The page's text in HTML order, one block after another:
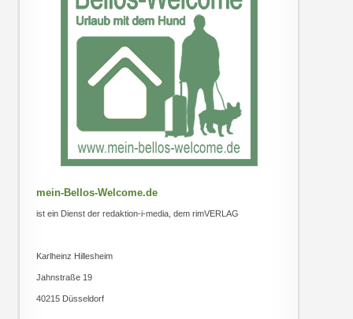
mein-Bellos-Welcome.de
ist ein Dienst der redaktion-i-media, dem rimVERLAG
Karlheinz Hillesheim
Jahnstraße 19
40215 Düsseldorf